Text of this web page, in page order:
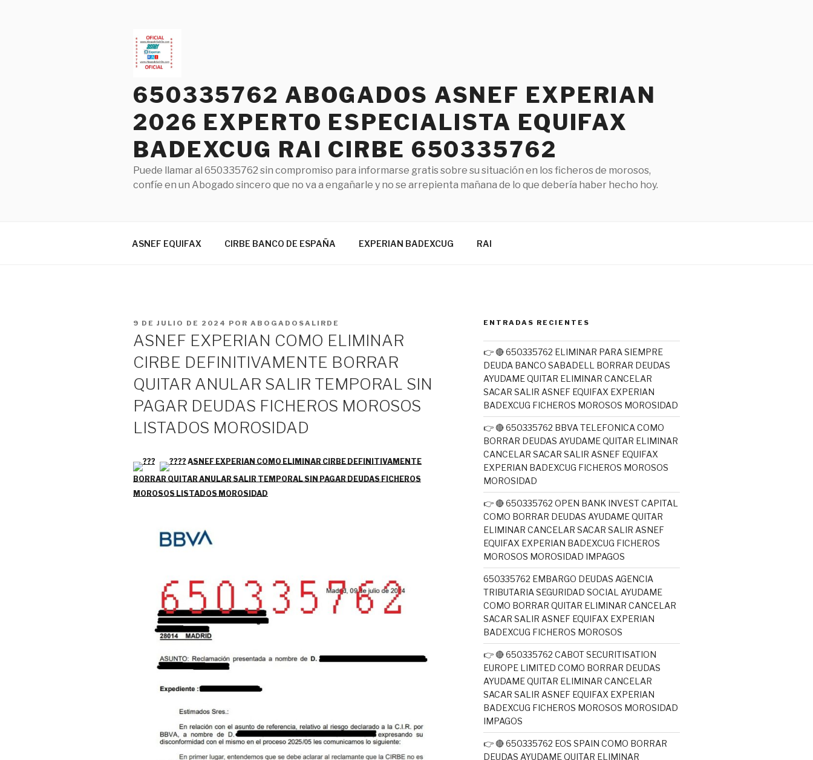
650335762 ABOGADOS ASNEF EXPERIAN
2026 EXPERTO ESPECIALISTA EQUIFAX
BADEXCUG RAI CIRBE 650335762
Puede llamar al 650335762 sin compromiso para informarse gratis sobre su situación en los ficheros de morosos,
confíe en un Abogado sincero que no va a engañarle y no se arrepienta mañana de lo que debería haber hecho hoy.
ASNEF EQUIFAX CIRBE BANCO DE ESPAÑA EXPERIAN BADEXCUG RAI
PUBLICADO
9 DE JULIO DE 2024 POR ABOGADOSALIRDE
ASNEF EXPERIAN COMO ELIMINAR
CIRBE DEFINITIVAMENTE BORRAR
QUITAR ANULAR SALIR TEMPORAL SIN
PAGAR DEUDAS FICHEROS MOROSOS
LISTADOS MOROSIDAD
ASNEF EXPERIAN COMO ELIMINAR CIRBE DEFINITIVAMENTE
BORRAR QUITAR ANULAR SALIR TEMPORAL SIN PAGAR DEUDAS FICHEROS
MOROSOS LISTADOS MOROSIDAD
ENTRADAS RECIENTES
👉 🔴 650335762 ELIMINAR PARA SIEMPRE
DEUDA BANCO SABADELL BORRAR DEUDAS
AYUDAME QUITAR ELIMINAR CANCELAR
SACAR SALIR ASNEF EQUIFAX EXPERIAN
BADEXCUG FICHEROS MOROSOS MOROSIDAD
👉 🔴 650335762 BBVA TELEFONICA COMO
BORRAR DEUDAS AYUDAME QUITAR ELIMINAR
CANCELAR SACAR SALIR ASNEF EQUIFAX
EXPERIAN BADEXCUG FICHEROS MOROSOS
MOROSIDAD
👉 🔴 650335762 OPEN BANK INVEST CAPITAL
COMO BORRAR DEUDAS AYUDAME QUITAR
ELIMINAR CANCELAR SACAR SALIR ASNEF
EQUIFAX EXPERIAN BADEXCUG FICHEROS
MOROSOS MOROSIDAD IMPAGOS
650335762 EMBARGO DEUDAS AGENCIA
TRIBUTARIA SEGURIDAD SOCIAL AYUDAME
COMO BORRAR QUITAR ELIMINAR CANCELAR
SACAR SALIR ASNEF EQUIFAX EXPERIAN
BADEXCUG FICHEROS MOROSOS
👉 🔴 650335762 CABOT SECURITISATION
EUROPE LIMITED COMO BORRAR DEUDAS
AYUDAME QUITAR ELIMINAR CANCELAR
SACAR SALIR ASNEF EQUIFAX EXPERIAN
BADEXCUG FICHEROS MOROSOS MOROSIDAD
IMPAGOS
👉 🔴 650335762 EOS SPAIN COMO BORRAR
DEUDAS AYUDAME QUITAR ELIMINAR